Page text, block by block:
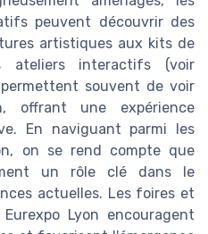
peuvent découvrir des
artistiques aux kits de
ateliers interactifs (voir
souvent de voir
offrant une expérience
En naviguant parmi les
on se rend compte que
un rôle clé dans le
actuelles. Les foires et
Lyon encouragent